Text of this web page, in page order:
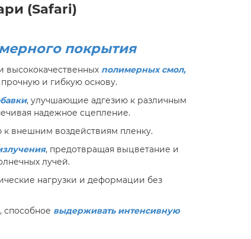
(Safari)
покрытия
высококачественных полимерных смол,
и гибкую основу.
, улучшающие адгезию к различным
надежное сцепление.
к внешним воздействиям пленку.
, предотвращая выцветание и
лучей.
нагрузки и деформации без
способное выдерживать интенсивную